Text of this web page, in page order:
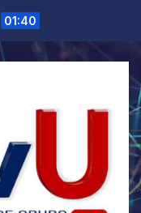
01:40